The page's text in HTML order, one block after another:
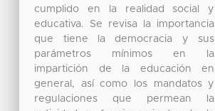
cumplido en la realidad social y
educativa. Se revisa la importancia
que tiene la democracia y sus
parámetros mínimos en la
impartición de la educación en
general, así como los mandatos y
regulaciones que permean la